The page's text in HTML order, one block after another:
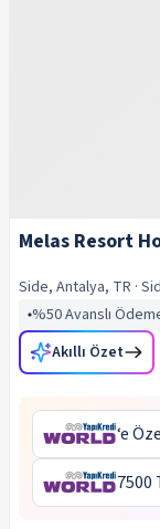
Melas Resort
Side, Antalya, TR ·
%50 Avanslı
Akıllı Özet
‘e
7500